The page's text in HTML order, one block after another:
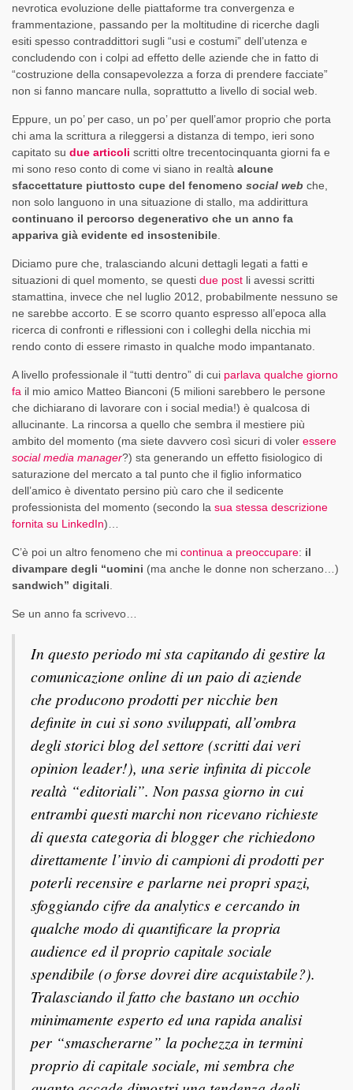
nevrotica evoluzione delle piattaforme tra convergenza e
frammentazione, passando per la moltitudine di ricerche dagli
esiti spesso contraddittori sugli “usi e costumi” dell’utenza e
concludendo con i colpi ad effetto delle aziende che in fatto di
“costruzione della consapevolezza a forza di prendere facciate”
non si fanno mancare nulla, soprattutto a livello di social web.
Eppure, un po’ per caso, un po’ per quell’amor proprio che porta
chi ama la scrittura a rileggersi a distanza di tempo, ieri sono
capitato su due articoli scritti oltre trecentocinquanta giorni fa e
mi sono reso conto di come vi siano in realtà alcune
sfaccettature piuttosto cupe del fenomeno social web che,
non solo languono in una situazione di stallo, ma addirittura
continuano il percorso degenerativo che un anno fa
appariva già evidente ed insostenibile
Diciamo pure che, tralasciando alcuni dettagli legati a fatti e
situazioni di quel momento, se questi due post li avessi scritti
stamattina, invece che nel luglio 2012, probabilmente nessuno se
ne sarebbe accorto. E se scorro quanto espresso all’epoca alla
ricerca di confronti e riflessioni con i colleghi della nicchia mi
rendo conto di essere rimasto in qualche modo impantanato.
A livello professionale il “tutti dentro” di cui parlava qualche giorno
fa il mio amico Matteo Bianconi (5 milioni sarebbero le persone
che dichiarano di lavorare con i social media!) è qualcosa di
allucinante. La rincorsa a quello che sembra il mestiere più
ambito del momento (ma siete davvero così sicuri di voler essere
social media manager?) sta generando un effetto fisiologico di
saturazione del mercato a tal punto che il figlio informatico
dell’amico è diventato persino più caro che il sedicente
professionista del momento (secondo la sua stessa descrizione
fornita su LinkedIn)…
C’è poi un altro fenomeno che mi continua a preoccupare: il
divampare degli “uomini (ma anche le donne non scherzano…)
sandwich” digitali
Se un anno fa scrivevo…
In questo periodo mi sta capitando di gestire la
comunicazione online di un paio di aziende
che producono prodotti per nicchie ben
definite in cui si sono sviluppati, all’ombra
degli storici blog del settore (scritti dai veri
opinion leader!), una serie infinita di piccole
realtà “editoriali”. Non passa giorno in cui
entrambi questi marchi non ricevano richieste
di questa categoria di blogger che richiedono
direttamente l’invio di campioni di prodotti per
poterli recensire e parlarne nei propri spazi,
sfoggiando cifre da analytics e cercando in
qualche modo di quantificare la propria
audience ed il proprio capitale sociale
spendibile (o forse dovrei dire acquistabile?).
Tralasciando il fatto che bastano un occhio
minimamente esperto ed una rapida analisi
per “smascherarne” la pochezza in termini
proprio di capitale sociale, mi sembra che